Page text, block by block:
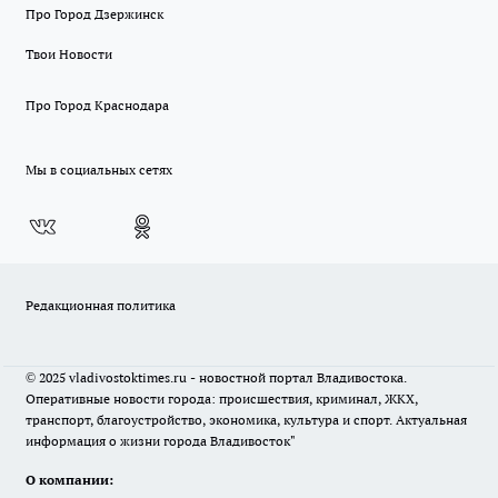
Про Город Дзержинск
Твои Новости
Про Город Краснодара
Мы в социальных сетях
Редакционная политика
© 2025 vladivostoktimes.ru - новостной портал Владивостока.
Оперативные новости города: происшествия, криминал, ЖКХ,
транспорт, благоустройство, экономика, культура и спорт. Актуальная
информация о жизни города Владивосток"
О компании: